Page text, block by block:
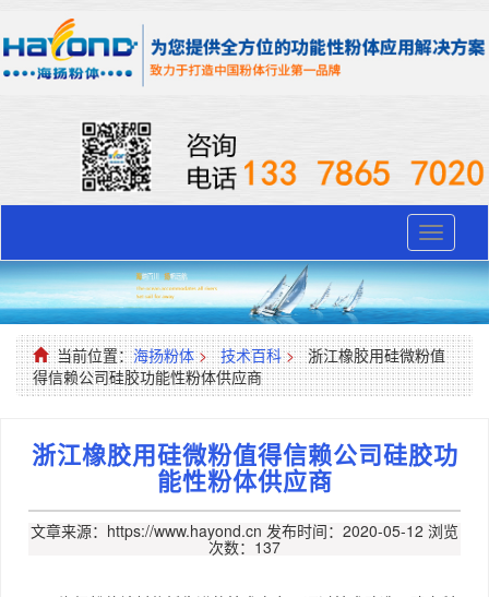
Toggle
当前位置：海扬粉体 > 技术百科 > 浙江橡胶用硅微粉值
得信赖公司硅胶功能性粉体供应商
浙江橡胶用硅微粉值得信赖公司硅胶功
能性粉体供应商
文章来源：https://www.hayond.cn 发布时间：2020-05-12 浏览
次数：137